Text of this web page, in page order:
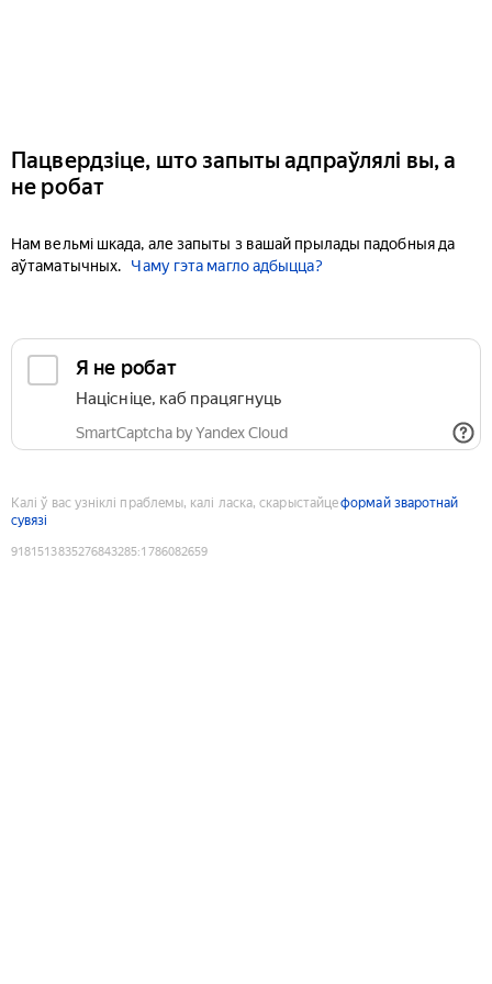
Пацвердзіце, што запыты адпраўлялі вы, а
не робат
Нам вельмі шкада, але запыты з вашай прылады падобныя да
аўтаматычных.
Чаму гэта магло адбыцца?
Я не робат
Націсніце, каб працягнуць
SmartCaptcha by Yandex Cloud
Калі ў вас узніклі праблемы, калі ласка, скарыстайцеформай зваротнай
сувязі
9181513835276843285:1786082659